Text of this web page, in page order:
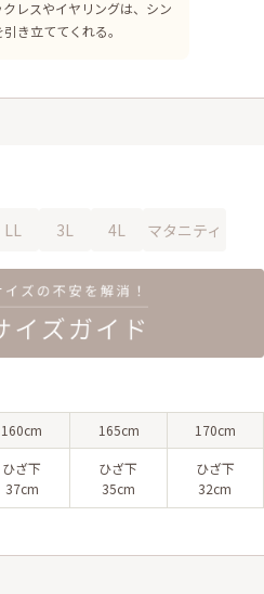
レスやイヤリングは、シン
き立ててくれる。
LL 3L 4L マタニティ
160cm 165cm 170cm
ひざ下
37cm
ひざ下
35cm
ひざ下
32cm